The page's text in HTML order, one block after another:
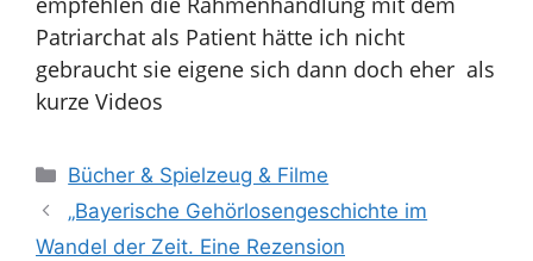
Patriarchat als Patient hätte ich nicht
gebraucht sie eigene sich dann doch eher als
kurze Videos
Kategorien
Bücher & Spielzeug & Filme
„Bayerische Gehörlosengeschichte im
Wandel der Zeit. Eine Rezension